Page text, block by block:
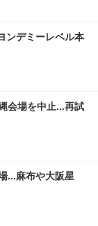
ンデミーレベル本
会場を中止...再試
...麻布や大阪星